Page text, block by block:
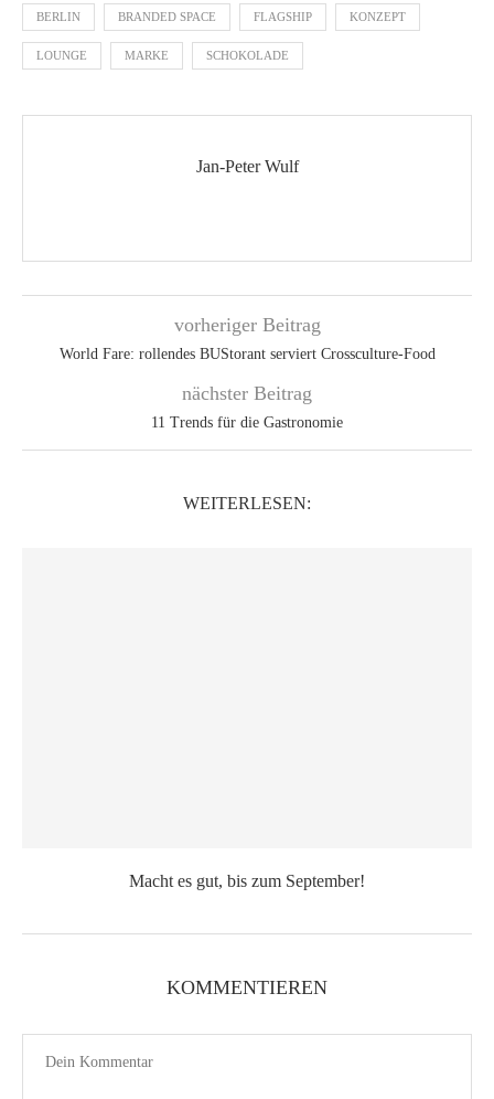
BERLIN BRANDED SPACE FLAGSHIP KONZEPT
LOUNGE MARKE SCHOKOLADE
Jan-Peter Wulf
vorheriger Beitrag
World Fare: rollendes BUStorant serviert Crossculture-Food
nächster Beitrag
11 Trends für die Gastronomie
WEITERLESEN:
Macht es gut, bis zum September!
KOMMENTIEREN